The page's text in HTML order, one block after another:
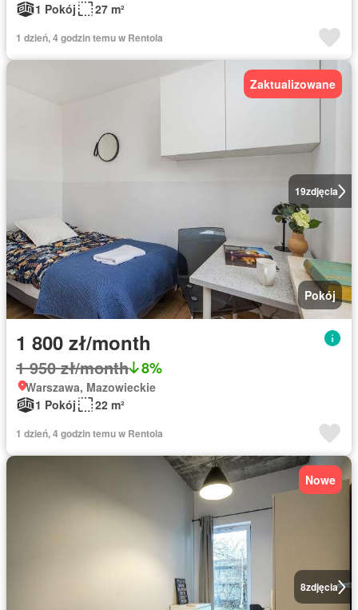
1 Pokój
27 m²
1 dzień, 4 godzin temu w Rentola
19zdjęcia
Zaktualizowane
Pokój
1 800 zł/month
1 950 zł/month 8%
Warszawa, Mazowieckie
1 Pokój
22 m²
1 dzień, 4 godzin temu w Rentola
8zdjęcia
Nowe